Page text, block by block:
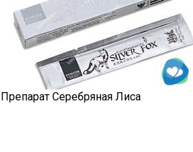
Препарат Серебряная Лиса